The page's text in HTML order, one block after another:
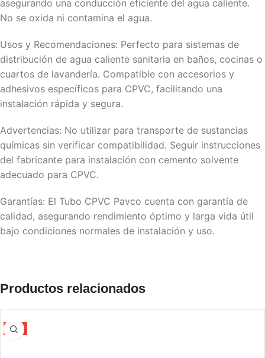
asegurando una conducción eficiente del agua caliente.
No se oxida ni contamina el agua.
Usos y Recomendaciones: Perfecto para sistemas de
distribución de agua caliente sanitaria en baños, cocinas o
cuartos de lavandería. Compatible con accesorios y
adhesivos específicos para CPVC, facilitando una
instalación rápida y segura.
Advertencias: No utilizar para transporte de sustancias
químicas sin verificar compatibilidad. Seguir instrucciones
del fabricante para instalación con cemento solvente
adecuado para CPVC.
Garantías: El Tubo CPVC Pavco cuenta con garantía de
calidad, asegurando rendimiento óptimo y larga vida útil
bajo condiciones normales de instalación y uso.
Productos relacionados
-5%